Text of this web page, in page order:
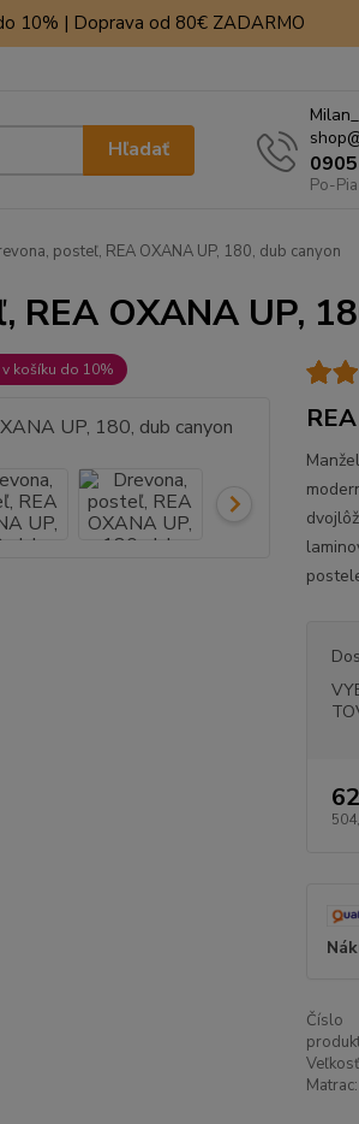
10% | Doprava od 80€ ZADARMO
Hľadať
Po-
posteľ, REA OXANA UP, 180, dub canyon
REA OXANA UP,
v košíku do 10%
Číslo
Matrac: